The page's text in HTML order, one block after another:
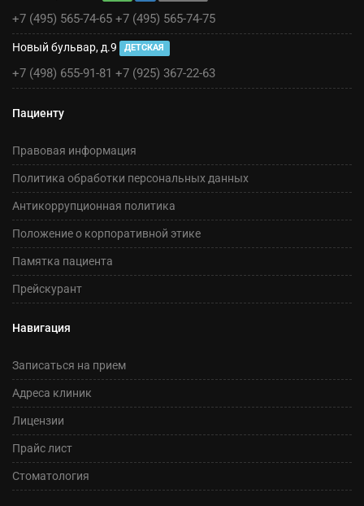
+7 (495) 565-74-65 +7 (495) 565-74-75
Новый бульвар, д.9 ДЕТСКАЯ
+7 (498) 655-91-81 +7 (925) 367-22-63
Пациенту
Правовая информация
Политика обработки персональных данных
Антикоррупционная политика
Положение о корпоративной этике
Памятка пациента
Прейскурант
Навигация
Записаться на прием
Адреса клиник
Лицензии
Прайс лист
Стоматология